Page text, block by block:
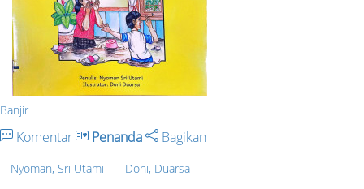
Banjir
Komentar Penanda Bagikan
Nyoman, Sri Utami Doni, Duarsa